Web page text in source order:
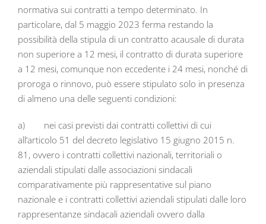
normativa sui contratti a tempo determinato. In
particolare, dal 5 maggio 2023 ferma restando la
possibilità della stipula di un contratto acausale di durata
non superiore a 12 mesi, il contratto di durata superiore
a 12 mesi, comunque non eccedente i 24 mesi, nonché di
proroga o rinnovo, può essere stipulato solo in presenza
di almeno una delle seguenti condizioni:
a) nei casi previsti dai contratti collettivi di cui
all’articolo 51 del decreto legislativo 15 giugno 2015 n.
81, ovvero i contratti collettivi nazionali, territoriali o
aziendali stipulati dalle associazioni sindacali
comparativamente più rappresentative sul piano
nazionale e i contratti collettivi aziendali stipulati dalle loro
rappresentanze sindacali aziendali ovvero dalla